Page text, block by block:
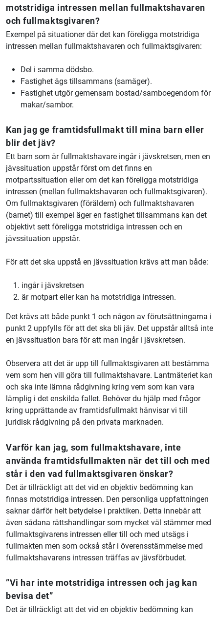
motstridiga intressen mellan fullmaktshavaren
och fullmaktsgivaren?
Exempel på situationer där det kan föreligga motstridiga
intressen mellan fullmaktshavaren och fullmaktsgivaren:
Del i samma dödsbo.
Fastighet ägs tillsammans (samäger).
Fastighet utgör gemensam bostad/samboegendom för
makar/sambor.
Kan jag ge framtidsfullmakt till mina barn eller
blir det jäv?
Ett barn som är fullmaktshavare ingår i jävskretsen, men en
jävssituation uppstår först om det finns en
motpartssituation eller om det kan föreligga motstridiga
intressen (mellan fullmaktshavaren och fullmaktsgivaren).
Om fullmaktsgivaren (föräldern) och fullmaktshavaren
(barnet) till exempel äger en fastighet tillsammans kan det
objektivt sett föreligga motstridiga intressen och en
jävssituation uppstår.
För att det ska uppstå en jävssituation krävs att man både:
ingår i jävskretsen
är motpart eller kan ha motstridiga intressen.
Det krävs att både punkt 1 och någon av förutsättningarna i
punkt 2 uppfylls för att det ska bli jäv. Det uppstår alltså inte
en jävssituation bara för att man ingår i jävskretsen.
Observera att det är upp till fullmaktsgivaren att bestämma
vem som hen vill göra till fullmaktshavare. Lantmäteriet kan
och ska inte lämna rådgivning kring vem som kan vara
lämplig i det enskilda fallet. Behöver du hjälp med frågor
kring upprättande av framtidsfullmakt hänvisar vi till
juridisk rådgivning på den privata marknaden.
Varför kan jag, som fullmaktshavare, inte
använda framtidsfullmakten när det till och med
står i den vad fullmaktsgivaren önskar?
Det är tillräckligt att det vid en objektiv bedömning kan
finnas motstridiga intressen. Den personliga uppfattningen
saknar därför helt betydelse i praktiken. Detta innebär att
även sådana rättshandlingar som mycket väl stämmer med
fullmaktsgivarens intressen eller till och med utsägs i
fullmakten men som också står i överensstämmelse med
fullmaktshavarens intressen träffas av jävsförbudet.
”Vi har inte motstridiga intressen och jag kan
bevisa det”
Det är tillräckligt att det vid en objektiv bedömning kan